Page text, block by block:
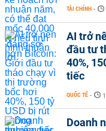
TÀI CHÍNH -
AI trở
đầu tư
40%,
tiếc
QUỐC TẾ -
Doanh